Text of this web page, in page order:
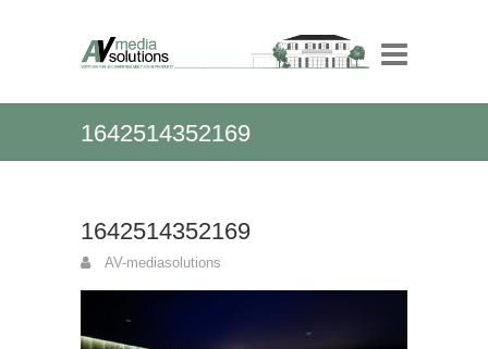
1642514352169
1642514352169
AV-mediasolutions